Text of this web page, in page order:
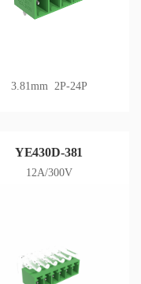
3.81mm 2P-24P
YE430D-381
12A/300V